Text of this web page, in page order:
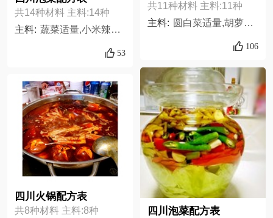
共14种材料 主料:14种
主料: 蔬菜适量,小米辣10个,白酒100ML,蒜3瓣,花椒20粒,八角1个,桂皮一小段,白糖20克,姜片5片,小茴香适量,香叶1片,泡菜盐1袋,凉白开水3L,泡菜母水300ML
53
四川火锅配方表
共8种材料 主料:8种
共11种材料 主料:11种
主料: 圆白菜适量,胡萝卜适量,白萝卜适量,豇豆适量,花椒适量,食盐适量,八角适量,绿尖椒适量,红尖椒适量,仔姜适量,高粱白酒适量,
106
四川泡菜配方表